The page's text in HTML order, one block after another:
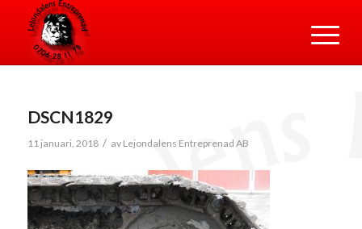
DSCN1829
11 januari, 2018 / av Lejondalens Entreprenad AB